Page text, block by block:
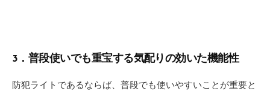
3．普段使いでも重宝する気配りの効いた機能性
防犯ライトであるならば、普段でも使いやすいことが重要と